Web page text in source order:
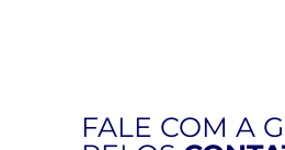
FALE COM A